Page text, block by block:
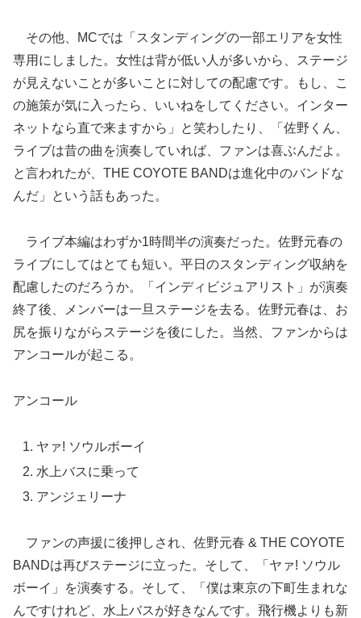
その他、MCでは「スタンディングの一部エリアを女性
専用にしました。女性は背が低い人が多いから、ステージ
が見えないことが多いことに対しての配慮です。もし、こ
の施策が気に入ったら、いいねをしてください。インター
ネットなら直で来ますから」と笑わしたり、「佐野くん、
ライブは昔の曲を演奏していれば、ファンは喜ぶんだよ。
と言われたが、THE COYOTE BANDは進化中のバンドな
んだ」という話もあった。
ライブ本編はわずか1時間半の演奏だった。佐野元春の
ライブにしてはとても短い。平日のスタンディング収納を
配慮したのだろうか。「インディビジュアリスト」が演奏
終了後、メンバーは一旦ステージを去る。佐野元春は、お
尻を振りながらステージを後にした。当然、ファンからは
アンコールが起こる。
アンコール
ヤァ! ソウルボーイ
水上バスに乗って
アンジェリーナ
ファンの声援に後押しされ、佐野元春 & THE COYOTE
BANDは再びステージに立った。そして、「ヤァ! ソウル
ボーイ」を演奏する。そして、「僕は東京の下町生まれな
んですけれど、水上バスが好きなんです。飛行機よりも新